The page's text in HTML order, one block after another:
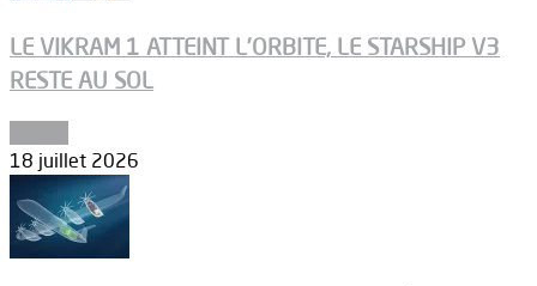
LE VIKRAM 1 ATTEINT L’ORBITE, LE STARSHIP V3
RESTE AU SOL
18 juillet 2026